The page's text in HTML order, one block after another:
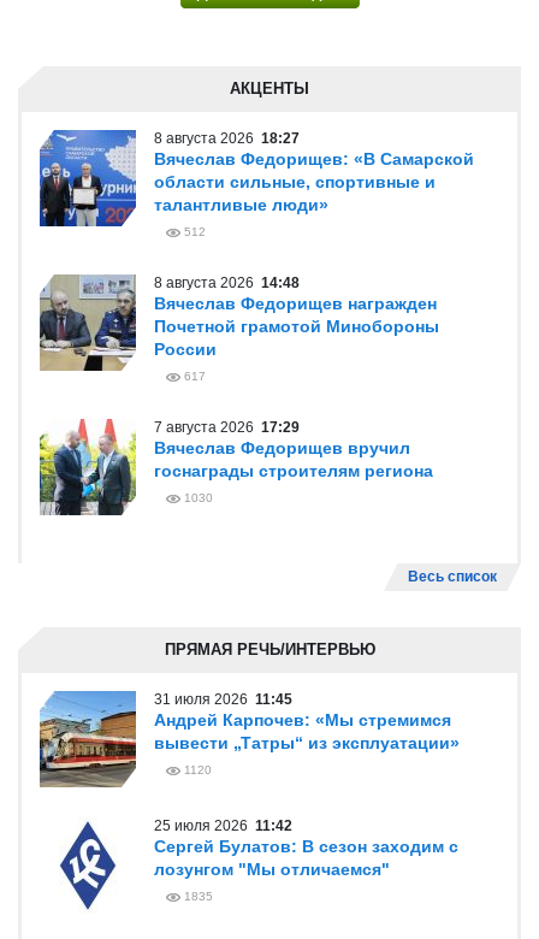
АКЦЕНТЫ
8 августа 2026 18:27
Вячеслав Федорищев: «В Самарской
области сильные, спортивные и
талантливые люди»
512
8 августа 2026 14:48
Вячеслав Федорищев награжден
Почетной грамотой Минобороны
России
617
7 августа 2026 17:29
Вячеслав Федорищев вручил
госнаграды строителям региона
1030
Весь список
ПРЯМАЯ РЕЧЬ/ИНТЕРВЬЮ
31 июля 2026 11:45
Андрей Карпочев: «Мы стремимся
вывести „Татры“ из эксплуатации»
1120
25 июля 2026 11:42
Сергей Булатов: В сезон заходим с
лозунгом "Мы отличаемся"
1835